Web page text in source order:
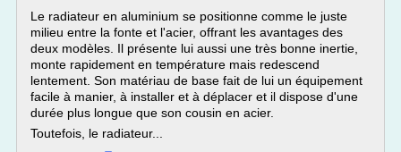
Le radiateur en aluminium se positionne comme le juste
milieu entre la fonte et l'acier, offrant les avantages des
deux modèles. Il présente lui aussi une très bonne inertie,
monte rapidement en température mais redescend
lentement. Son matériau de base fait de lui un équipement
facile à manier, à installer et à déplacer et il dispose d'une
durée plus longue que son cousin en acier.
Toutefois, le radiateur...